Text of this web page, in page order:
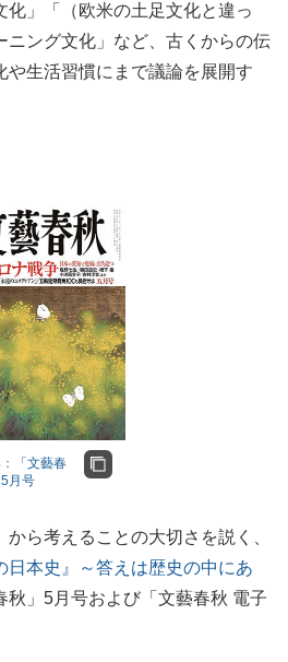
化」「（欧米の土足文化と違っ
ニング文化」など、古くからの伝
や生活習慣にまで議論を展開す
「文藝春
月号
ら考えることの大切さを説く、
日本史』～答えは歴史の中にあ
秋」5月号および「文藝春秋 電子